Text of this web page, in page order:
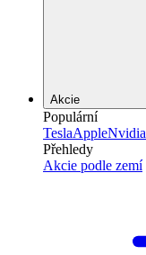
Akcie
Populární
TeslaAppleNvidia
Přehledy
Akcie podle zemí